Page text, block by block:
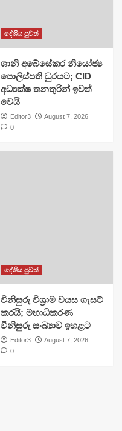
දේශීය පුවත්
ශානි අබේසේකර නියෝජ්‍ය
පොලිස්පති ධුරයට; CID
අධ්‍යක්ෂ තනතුරින් ඉවත්
වෙයි
Editor3
August 7, 2026
0
දේශීය පුවත්
විනිසුරු විශ්‍රාම වයස ගැසට්
කරයි; මහාධිකරණ
විනිසුරු සංඛ්‍යාව ඉහළට
Editor3
August 7, 2026
0